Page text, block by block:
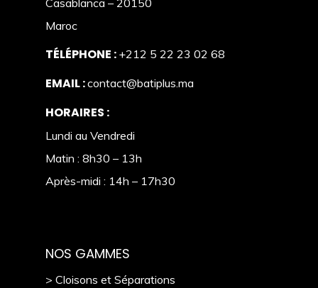
Casablanca – 20150
Maroc
TÉLÉPHONE : +212 5 22 23 02 68
EMAIL :contact@batiplus.ma
HORAIRES :
Lundi au Vendredi
Matin : 8h30 – 13h
Après-midi : 14h – 17h30
NOS GAMMES
> Cloisons et Séparations